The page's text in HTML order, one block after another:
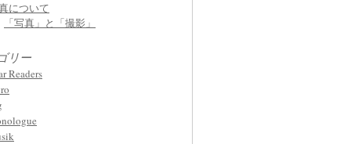
について
「写真」と「撮影」
リー
Readers